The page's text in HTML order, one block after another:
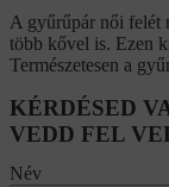
A gyűrűpár női felét
több kővel is. Ezen
Természetesen a
KÉRDÉSED
VEDD FEL
Név